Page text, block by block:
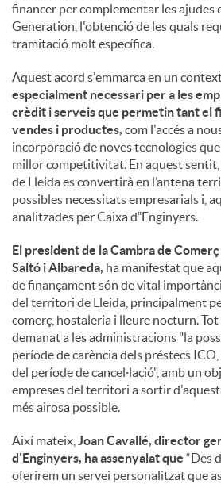
financer per complementar les ajudes
Generation, l'obtenció de les quals
tramitació molt específica.
Aquest acord s'emmarca en un
especialment necessari per a les
crèdit i serveis que permetin tant el
vendes i productes, com l'accés a
incorporació de noves tecnologies
millor competitivitat. En aquest sentit,
de Lleida es convertirà en l’antena
possibles necessitats empresarials i,
analitzades per Caixa d‟Enginyers.
El president de la Cambra de
Saltó i Albareda, ha manifestat que
de finançament són de vital
del territori de Lleida, principalment
comerç, hostaleria i lleure nocturn. Tot
demanat a les administracions "la
període de carència dels préstecs
del període de cancel·lació", amb un
empreses del territori a sortir
més airosa possible.
Així mateix, Joan Cavallé, director
d'Enginyers, ha assenyalat que “Des
oferirem un servei personalitzat que